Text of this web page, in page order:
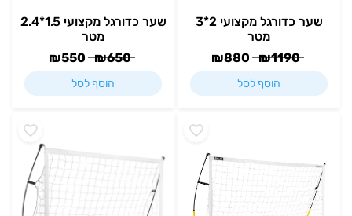
שער כדורגל מקצועי 2*3
מטר
₪1190
₪880
הוסף לסל
שער כדורגל מקצועי 1.5*2.4
מטר
₪650
₪550
הוסף לסל